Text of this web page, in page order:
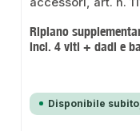
Ripiano
incl. 4 viti + dadi e
Disponibile